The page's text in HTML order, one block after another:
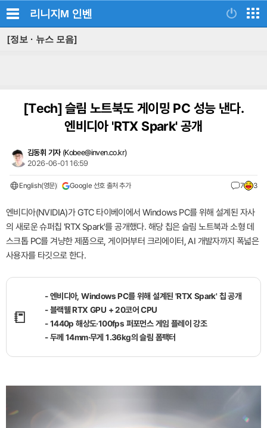
리니지M 인벤
[정보 · 뉴스 모음]
[Tech]슬림 노트북도 게이밍 PC 성능 낸다.
엔비디아 'RTX Spark' 공개
김동휘 기자 (Kobee@inven.co.kr)
2026-06-01 16:59
English(영문) Google 선호 출처 추가 7 3
엔비디아(NVIDIA)가 GTC 타이베이에서 Windows PC를 위해 설계된 자사
의 새로운 슈퍼칩 'RTX Spark'를 공개했다. 해당 칩은 슬림 노트북과 소형 데
스크톱 PC를 겨냥한 제품으로, 게이머부터 크리에이터, AI 개발자까지 폭넓은
사용자를 타깃으로 한다.
📒
- 엔비디아, Windows PC를 위해 설계된 'RTX Spark' 칩 공개
- 블랙웰 RTX GPU + 20코어 CPU
- 1440p 해상도·100fps 퍼포먼스 게임 플레이 강조
- 두께 14mm·무게 1.36kg의 슬림 폼팩터